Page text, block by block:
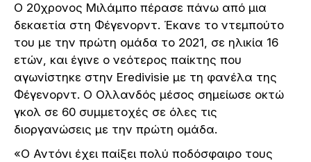
Ο 20χρονος Μιλάμπο πέρασε πάνω από μια
δεκαετία στη Φέγενορντ. Έκανε το ντεμπούτο
του με την πρώτη ομάδα το 2021, σε ηλικία 16
ετών, και έγινε ο νεότερος παίκτης που
αγωνίστηκε στην Eredivisie με τη φανέλα της
Φέγενορντ. Ο Ολλανδός μέσος σημείωσε οκτώ
γκολ σε 60 συμμετοχές σε όλες τις
διοργανώσεις με την πρώτη ομάδα.
«Ο Αντόνι έχει παίξει πολύ ποδόσφαιρο τους